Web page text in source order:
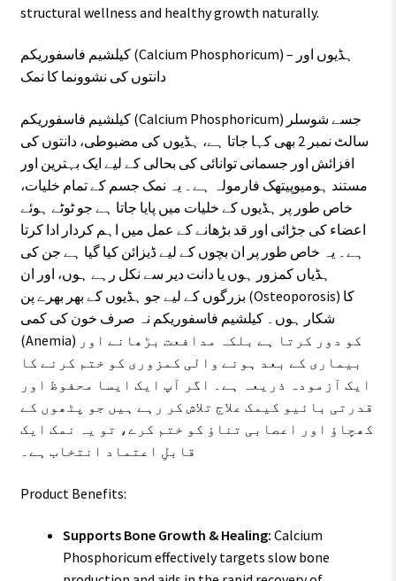
structural wellness and healthy growth naturally.
کیلشیم فاسفوریکم (Calcium Phosphoricum) – ہڈیوں اور
دانتوں کی نشوونما کا نمک
کیلشیم فاسفوریکم (Calcium Phosphoricum) جسے شوسلر
سالٹ نمبر 2 بھی کہا جاتا ہے، ہڈیوں کی مضبوطی، دانتوں کی
افزائش اور جسمانی توانائی کی بحالی کے لیے ایک بہترین اور
مستند ہومیوپیتھک فارمولہ ہے۔ یہ نمک جسم کے تمام خلیات،
خاص طور پر ہڈیوں کے خلیات میں پایا جاتا ہے جو ٹوٹے ہوئے
اعضاء کی جڑائی اور قد بڑھانے کے عمل میں اہم کردار ادا کرتا
ہے۔ یہ خاص طور پر ان بچوں کے لیے ڈیزائن کیا گیا ہے جن کی
ہڈیاں کمزور ہوں یا دانت دیر سے نکل رہے ہوں، اور ان
بزرگوں کے لیے جو ہڈیوں کے بھر بھرے پن (Osteoporosis) کا
شکار ہوں۔ کیلشیم فاسفوریکم نہ صرف خون کی کمی
(Anemia) کو دور کرتا ہے بلکہ مدافعت بڑھانے اور
بیماری کے بعد ہونے والی کمزوری کو ختم کرنے کا
ایک آزمودہ ذریعہ ہے۔ اگر آپ ایک ایسا محفوظ اور
قدرتی بائیو کیمک علاج تلاش کر رہے ہیں جو پٹھوں کے
کھچاؤ اور اعصابی تناؤ کو ختم کرے، تو یہ نمک ایک
قابلِ اعتماد انتخاب ہے۔
Product Benefits:
Supports Bone Growth & Healing: Calcium
Phosphoricum effectively targets slow bone